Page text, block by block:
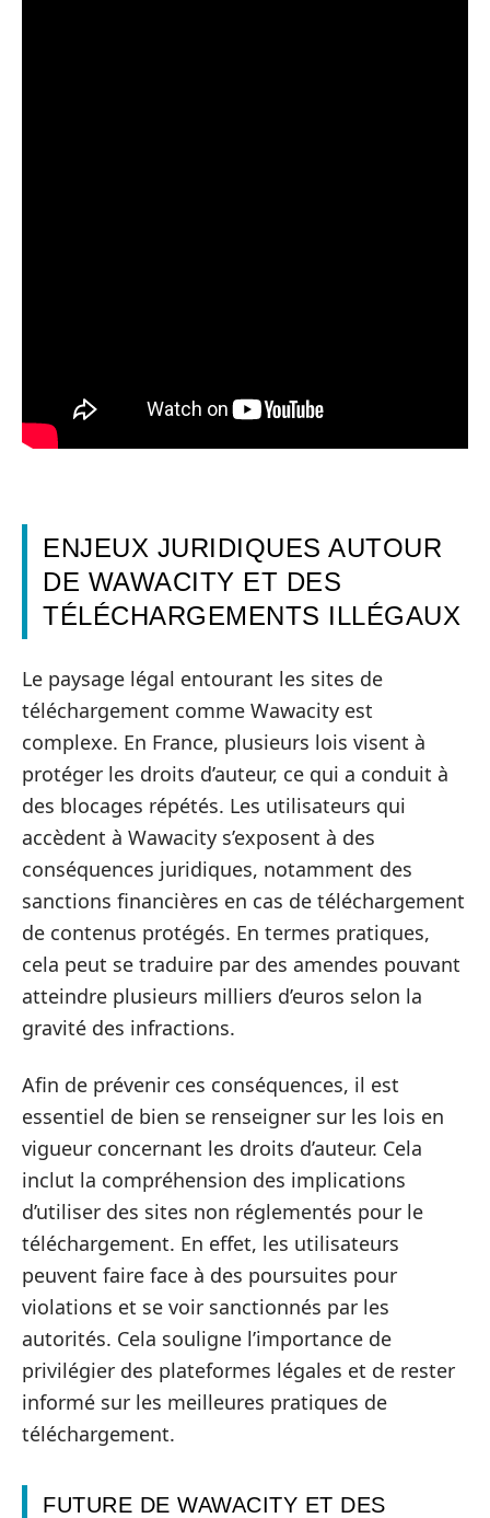
ENJEUX JURIDIQUES AUTOUR
DE WAWACITY ET DES
TÉLÉCHARGEMENTS ILLÉGAUX
Le paysage légal entourant les sites de
téléchargement comme Wawacity est
complexe. En France, plusieurs lois visent à
protéger les droits d’auteur, ce qui a conduit à
des blocages répétés. Les utilisateurs qui
accèdent à Wawacity s’exposent à des
conséquences juridiques, notamment des
sanctions financières en cas de téléchargement
de contenus protégés. En termes pratiques,
cela peut se traduire par des amendes pouvant
atteindre plusieurs milliers d’euros selon la
gravité des infractions.
Afin de prévenir ces conséquences, il est
essentiel de bien se renseigner sur les lois en
vigueur concernant les droits d’auteur. Cela
inclut la compréhension des implications
d’utiliser des sites non réglementés pour le
téléchargement. En effet, les utilisateurs
peuvent faire face à des poursuites pour
violations et se voir sanctionnés par les
autorités. Cela souligne l’importance de
privilégier des plateformes légales et de rester
informé sur les meilleures pratiques de
téléchargement.
FUTURE DE WAWACITY ET DES